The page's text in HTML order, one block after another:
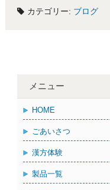
カテゴリー: ブログ
メニュー
HOME
ごあいさつ
漢方体験
製品一覧